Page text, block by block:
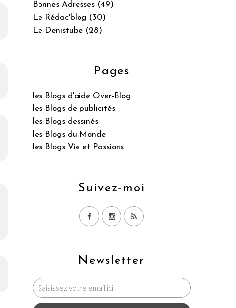
Newsletter
Bonnes Adresses (49)
Le Rédac'blog (30)
Le Denistube (28)
Pages
les Blogs d'aide Over-Blog
les Blogs de publicités
les Blogs dessinés
les Blogs du Monde
les Blogs Vie et Passions
Suivez-moi